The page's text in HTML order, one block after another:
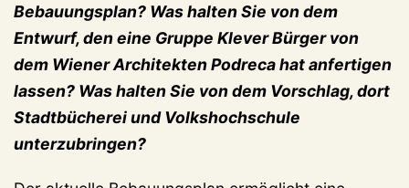
Bebauungsplan? Was halten Sie von dem
Entwurf, den eine Gruppe Klever Bürger von
dem Wiener Architekten Podreca hat anfertigen
lassen? Was halten Sie von dem Vorschlag, dort
Stadtbücherei und Volkshochschule
unterzubringen?